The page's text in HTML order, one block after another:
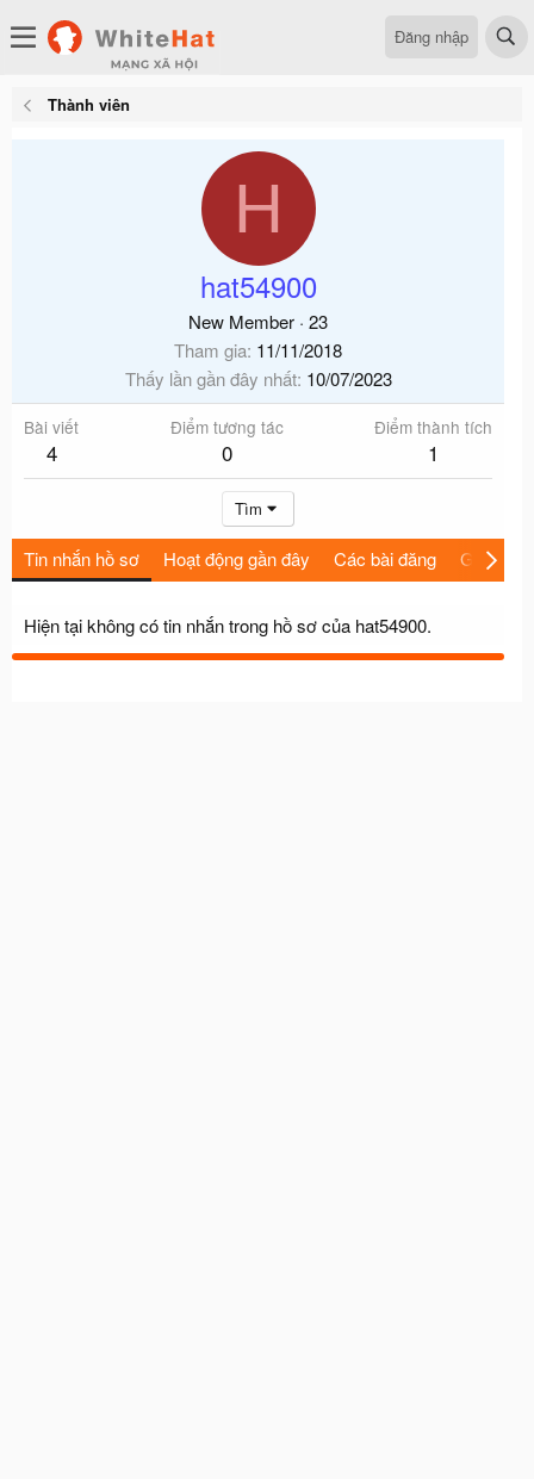
Đăng nhập
Thành viên
H
hat54900
New Member · 23
Tham gia 11/11/2018
Thấy lần gần đây nhất 10/07/2023
Bài viết
4
Điểm tương tác
0
Điểm thành tích
1
Tìm
Tin nhắn hồ sơ Hoạt động gần đây Các bài đăng Giới thiệu
Hiện tại không có tin nhắn trong hồ sơ của hat54900.